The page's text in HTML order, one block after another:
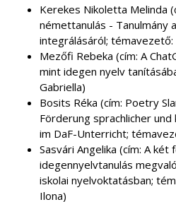
Kerekes Nikoletta Melinda
némettanulás - Tanulmány
integrálásáról; témavezető:
Mezőfi Rebeka (cím: A
mint idegen nyelv
Gabriella)
Bosits Réka (cím: Poetry
Förderung sprachlicher
im DaF-Unterricht;
Sasvári Angelika (cím: A két
idegennyelvtanulás
iskolai nyelvoktatásban;
Ilona)